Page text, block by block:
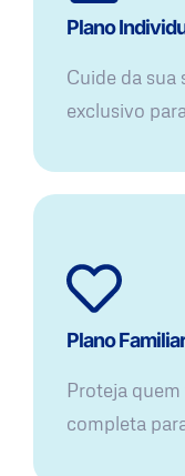
Plano
Cuide da sua
exclusivo
Plano Familiar
Proteja
completa